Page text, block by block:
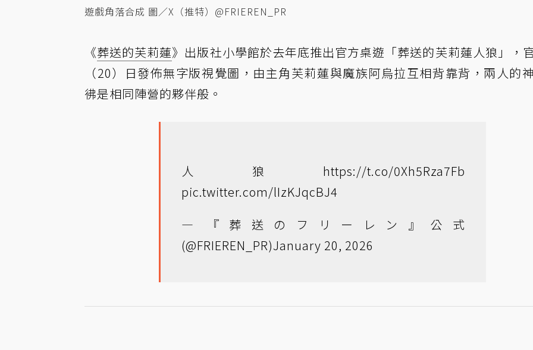
遊戲角落合成 圖／X（推特）@FRIEREN_PR
《葬送的芙莉蓮》出版社小學館於去年底推出官方桌遊「葬送的芙莉蓮人狼」，
（20）日發佈無字版視覺圖，由主角芙莉蓮與魔族阿烏拉互相背靠背，兩人的
彿是相同陣營的夥伴般。
人狼 https://t.co/0Xh5Rza7Fb
pic.twitter.com/lIzKJqcBJ4
— 『葬送のフリーレン』公式
(@FRIEREN_PR)January 20, 2026